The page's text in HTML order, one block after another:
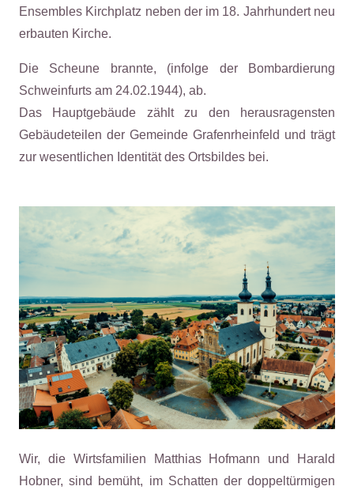
Ensembles Kirchplatz neben der im 18. Jahrhundert neu
erbauten Kirche.
Die Scheune brannte, (infolge der Bombardierung
Schweinfurts am 24.02.1944), ab.
Das Hauptgebäude zählt zu den herausragensten
Gebäudeteilen der Gemeinde Grafenrheinfeld und trägt
zur wesentlichen Identität des Ortsbildes bei.
Wir, die Wirtsfamilien Matthias Hofmann und Harald
Hobner, sind bemüht, im Schatten der doppeltürmigen